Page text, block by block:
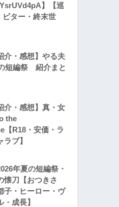
】【巡
ビター・終末世
介・感想】やる夫
短編祭 紹介まと
介・感想】真・女
the
【R18・安価・ラ
ブ】
年夏の短編祭・
懐刀【おつきさ
子・ヒーロー・ヴ
成長】